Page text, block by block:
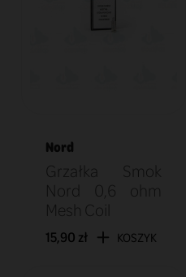
Nord
Grzałka Smok
Nord 0,6 ohm
Mesh Coil
15,90 zł KOSZYK